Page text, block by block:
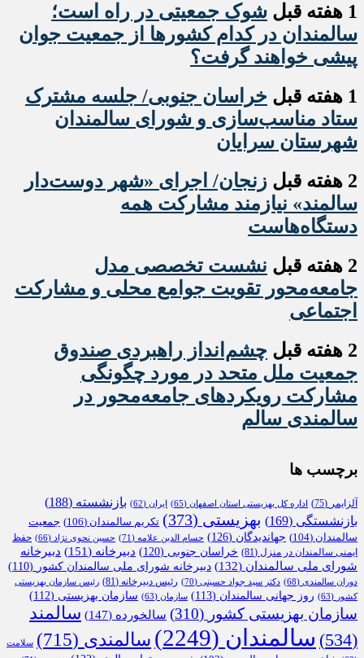
1 هفته قبل
شوک جمعیتی در راه است؛
سالمندان در کدام کشورها از جمعیت جوان
پیشی خواهند گرفت؟
1 هفته قبل
خراسان جنوبی/ جلسه مشترک
ستاد مناسب‌سازی و شورای سالمندان
شهرستان سرایان
2 هفته قبل
زنجان/ اجرای «شهر دوست‌دار
سالمند» نیازمند مشارکت همه
دستگاه‌هاست
2 هفته قبل
نشست تخصصی مدل
جامعه‌محور تقویت جوامع محلی و مشارکت
اجتماعی
2 هفته قبل
چشم‌انداز راهبردی صندوق
جمعیت ملل متحد در مورد چگونگی
مشارکت رویکردهای جامعه‌محور در
سالمندی سالم
برچسب ها
آلزایمر (75) اداره کل بهزیستی استان اصفهان (65) ایران (62) بازنشسته (188)
بازنشستگی (169) بهزیستی (373) تکریم سالمندان (106)
جمعیت
سالمندان (104) جهاندیدگان (126) حسام الدین علامه (71) حسین نحوی نژاد (66)
حفظ
ایمنی سالمندان در منزل (81) خراسان جنوبی (120) دبیرخانه (151)
دبیرخانه
شورای ملی سالمندان (132) دبیرخانه شورای ملی سالمندان کشور (110)
دوران سالمندی (68) دکتر سید جواد حسینی (70) رئیس دبیرخانه (81)
رئیس سازمان بهزیستی
کشور (63) روز جهانی سالمندان (113) سازمان (63) سازمان بهزیستی (112)
سازمان بهزیستی کشور (310) سالخورده (147)
سالمند
(534)
سالمندان (2249) سالمندی (715)
سلامت